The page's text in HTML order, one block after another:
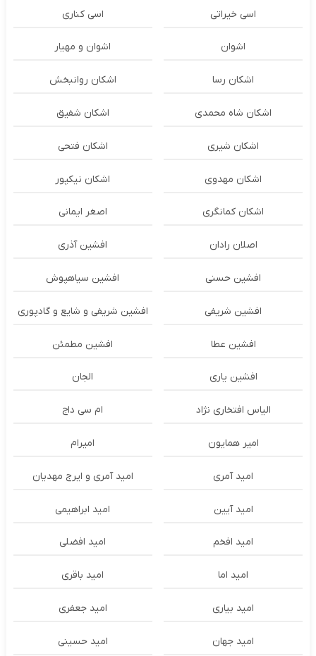
اسی خیراتی اسی کناری
اشوان اشوان و مهیار
اشکان رسا اشکان روانبخش
اشکان شاه محمدی اشکان شفیق
اشکان شیری اشکان فتحی
اشکان مهدوی اشکان نیکپور
اشکان‌ کمانگری اصغر ایمانی
اصلان رادان افشین آذری
افشین حسنی افشین سیاهپوش
افشین شریفی افشین شریفی و شایع و گادپوری
افشین عطا افشین مطمئن
افشین یاری الجان
الیاس افتخاری نژاد ام سی داج
امير همايون اميرام
امید آمری امید آمری و ایرج مهدیان
امید آیین امید ابراهیمی
امید افخم امید افضلی
امید اما امید باقری
امید بیاری امید جعفری
امید جهان امید حسینی